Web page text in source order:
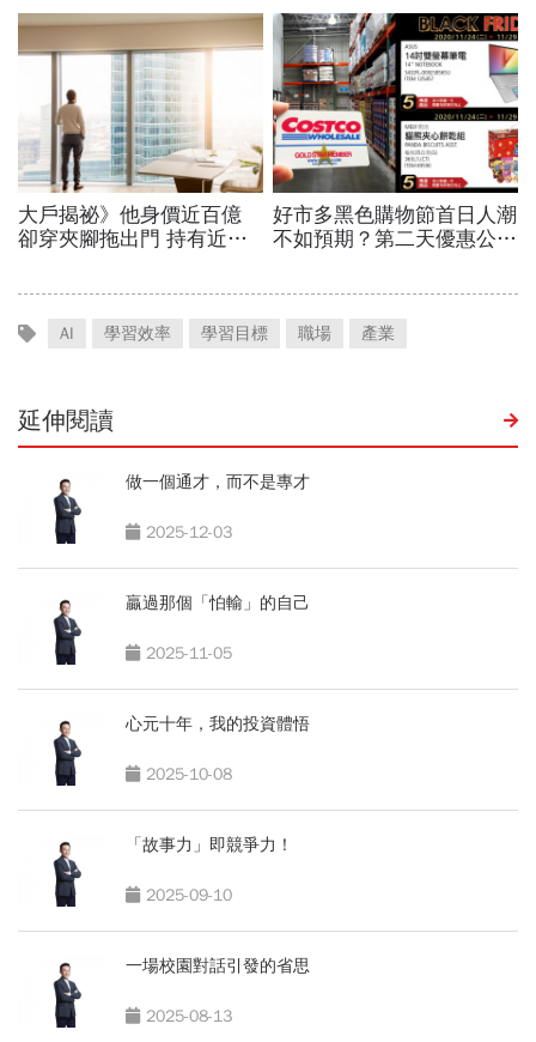
AI 學習效率 學習目標 職場 產業
延伸閱讀
做一個通才，而不是專才
2025-12-03
贏過那個「怕輸」的自己
2025-11-05
心元十年，我的投資體悟
2025-10-08
「故事力」即競爭力！
2025-09-10
一場校園對話引發的省思
2025-08-13